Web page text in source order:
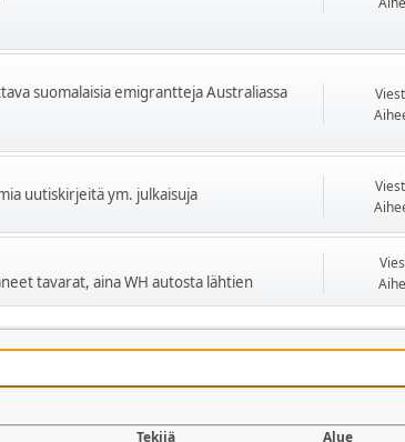
suomalaisia emigrantteja Australiassa
uutiskirjeitä ym. julkaisuja
tavarat, aina WH autosta lähtien
Tekijä Alue